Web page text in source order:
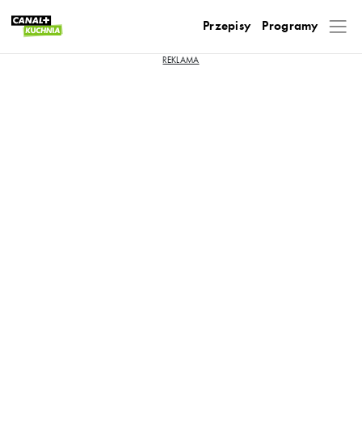
Przepisy Programy